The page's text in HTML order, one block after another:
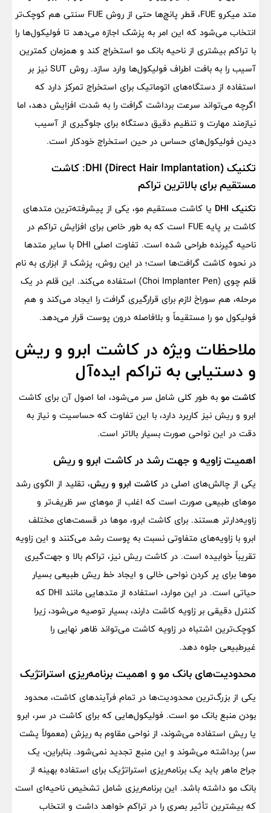
متد میکرو FUE، قطر پانچ‌ها حتی از روش FUE سنتی هم کوچک‌تر
انتخاب می‌شود که این امر به پزشک اجازه می‌دهد تا فولیکول‌ها را
با تراکم بیشتری از ناحیه بانک مو استخراج کند و همزمان کمترین
آسیب را به بافت اطراف فولیکول‌ها وارد سازد. روش SUT نیز بر
استفاده از دستگاه‌های اتوماتیک برای استخراج تمرکز دارد که
اگرچه می‌تواند سرعت برداشت گرافت را به شدت افزایش دهد، اما
نیازمند مهارت و تنظیم دقیق دستگاه برای جلوگیری از آسیب
دیدن فولیکول‌های حساس در حین استخراج خودکار است.
تکنیک DHI (Direct Hair Implantation): کاشت
مستقیم برای بالاترین تراکم
تکنیک DHI
یا کاشت مستقیم مو، یکی از پیشرفته‌ترین متدهای
کاشت بر پایه FUE است که به طور خاص برای افزایش تراکم در
ناحیه گیرنده طراحی شده است. تفاوت اصلی DHI با سایر متدها
در نحوه کاشت گرافت‌ها است؛ در این روش، پزشک از ابزاری به نام
قلم چوی (Choi Implanter Pen) استفاده می‌کند. این قلم در یک
مرحله، هم سوراخ لازم برای قرارگیری گرافت را ایجاد می‌کند و هم
فولیکول مو را مستقیماً و بلافاصله درون پوست قرار می‌دهد.
ملاحظات ویژه در کاشت ابرو و ریش
و دستیابی به تراکم ایده‌آل
کاشت مو به طور کلی شامل سر می‌شود، اما اصول آن برای کاشت
ابرو و ریش نیز کاربرد دارد، با این تفاوت که حساسیت و نیاز به
دقت در این نواحی صورت بسیار بالاتر است.
اهمیت زاویه و جهت رشد در کاشت ابرو و ریش
یکی از چالش‌های اصلی در کاشت ابرو و ریش، تقلید از الگوی رشد
موهای طبیعی صورت است که اغلب از موهای سر ظریف‌تر و
زاویه‌دارتر هستند. برای کاشت ابرو، موها در قسمت‌های مختلف
ابرو با زاویه‌های متفاوتی نسبت به پوست رشد می‌کنند و این زاویه
تقریباً خوابیده است. در کاشت ریش نیز، تراکم بالا و جهت‌گیری
موها برای پر کردن نواحی خالی و ایجاد خط ریش طبیعی بسیار
حیاتی است. در این موارد، استفاده از متدهایی مانند DHI که
کنترل دقیقی بر زاویه کاشت دارند، بسیار توصیه می‌شود، زیرا
کوچک‌ترین اشتباه در زاویه کاشت می‌تواند ظاهر نهایی را
غیرطبیعی جلوه دهد.
محدودیت‌های بانک مو و اهمیت برنامه‌ریزی استراتژیک
یکی از بزرگ‌ترین محدودیت‌ها در تمام فرآیندهای کاشت، محدود
بودن منبع بانک مو است. فولیکول‌هایی که برای کاشت در سر، ابرو
یا ریش استفاده می‌شوند، از نواحی مقاوم به ریزش (معمولاً پشت
سر) برداشته می‌شوند و این منبع تجدید نمی‌شود. بنابراین، یک
جراح ماهر باید یک برنامه‌ریزی استراتژیک برای استفاده بهینه از
بانک مو داشته باشد. این برنامه‌ریزی شامل تشخیص ناحیه‌ای است
که بیشترین تأثیر بصری را در تراکم خواهد داشت و انتخاب